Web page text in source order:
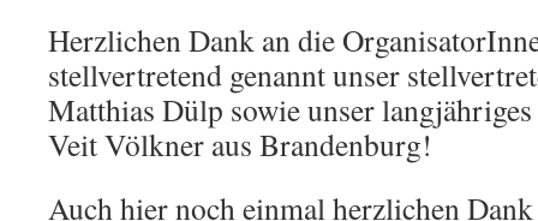
Herzlichen Dank an die
stellvertretend genannt unser
Matthias Dülp sowie unser
Veit Völkner aus Brandenburg!
Auch hier noch einmal herzlichen